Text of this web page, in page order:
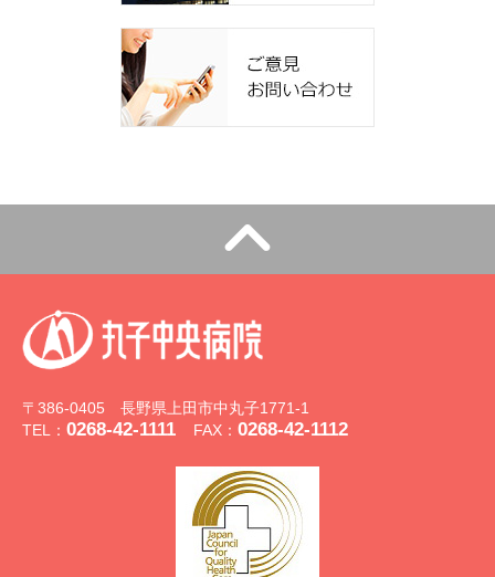
〒386-0405 長野県上田市中丸子1771-1
TEL： 0268-42-1111 FAX： 0268-42-1112